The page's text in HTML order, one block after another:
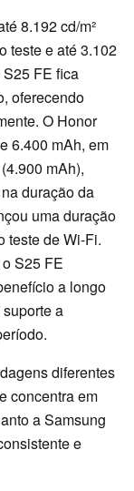
8.192 cd/m²
teste e até 3.102
S25 FE fica
oferecendo
O Honor
6.400 mAh, em
mAh),
duração da
uma duração
teste de Wi-Fi.
S25 FE
a longo
a
diferentes
concentra em
a Samsung
e